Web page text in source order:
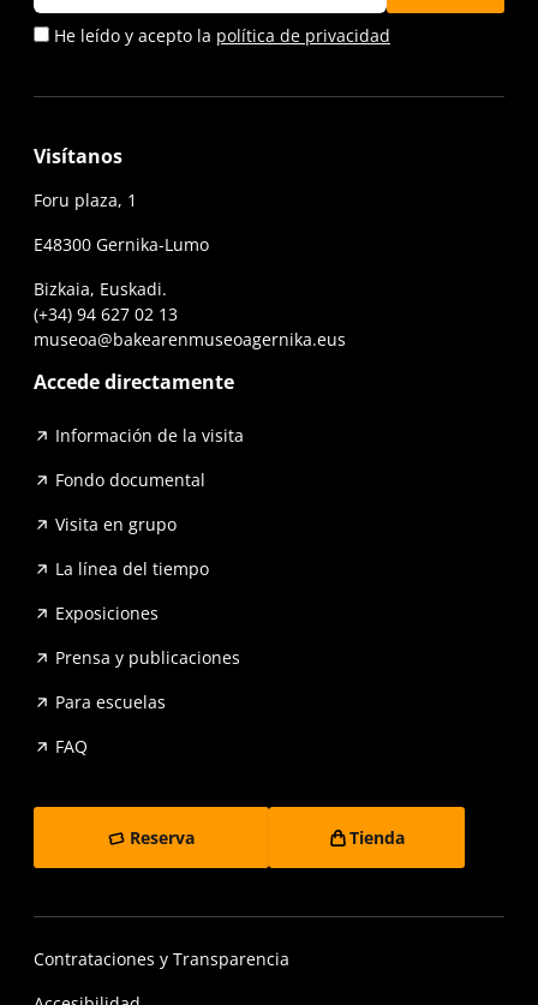
He leído y acepto la política de privacidad
Visítanos
Foru plaza, 1
E48300 Gernika-Lumo
Bizkaia, Euskadi.
(+34) 94 627 02 13
museoa@bakearenmuseoagernika.eus
Accede directamente
Información de la visita
Fondo documental
Visita en grupo
La línea del tiempo
Exposiciones
Prensa y publicaciones
Para escuelas
FAQ
Reserva Tienda
Contrataciones y Transparencia